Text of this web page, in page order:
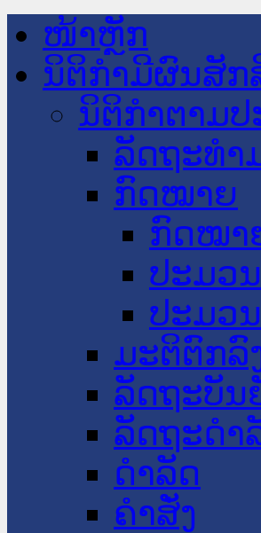
ໜ້າຫຼັກ
ນິຕິກໍາມີຜົນສັກ
ນິຕິກໍາຕາມປ
ລັດຖະທໍາ
ກົດໝາຍ
ກົດໝາ
ປະມວ
ປະມວ
ມະຕິຕົກລົ
ລັດຖະບັນ
ລັດຖະດໍາ
ດໍາລັດ
ຄໍາສັ່ງ